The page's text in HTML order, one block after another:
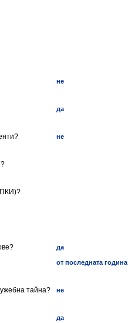
не
да
не
да
от последната година
тайна? не
да